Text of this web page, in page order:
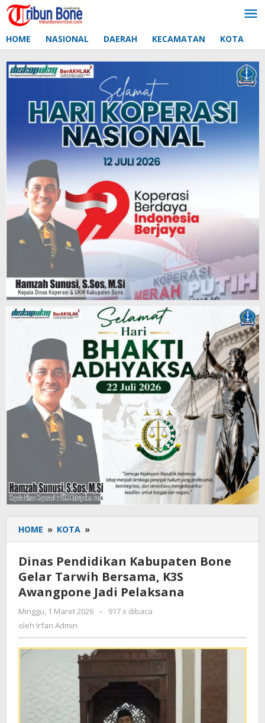
Lewati
ke
HOME NASIONAL DAERAH KECAMATAN KOTA
HOME » KOTA »
Pendidikan
Kabupaten
Bone
Gelar
Tarwih
K3S
Jadi
Pelaksana
Dinas Pendidikan Kabupaten Bone
Gelar Tarwih Bersama, K3S
Awangpone Jadi Pelaksana
Minggu, 1 Maret 2026
oleh
-
917 x dibaca
oleh Irfan Admin